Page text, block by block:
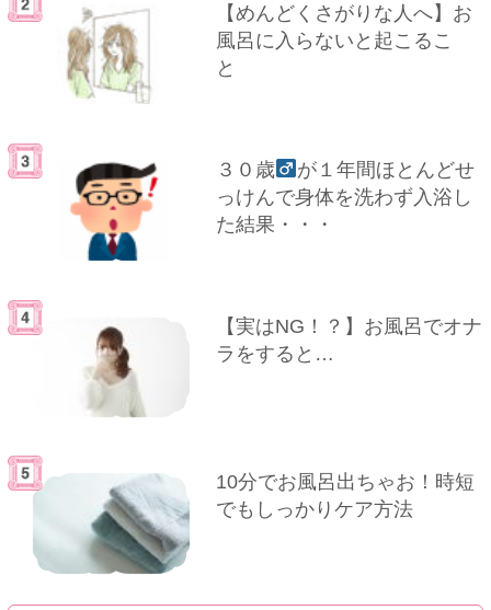
【めんどくさがりな人へ】お
風呂に入らないと起こるこ
と
３０歳
が１年間ほとんどせ
っけんで身体を洗わず入浴し
た結果・・・
【実はNG！？】お風呂でオナ
ラをすると…
10分でお風呂出ちゃお！時短
でもしっかりケア方法